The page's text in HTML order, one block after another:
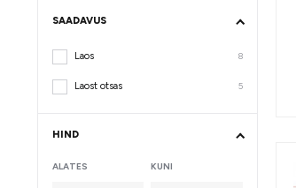
SAADAVUS
Laos 8
Laost otsas 5
HIND
ALATES KUNI